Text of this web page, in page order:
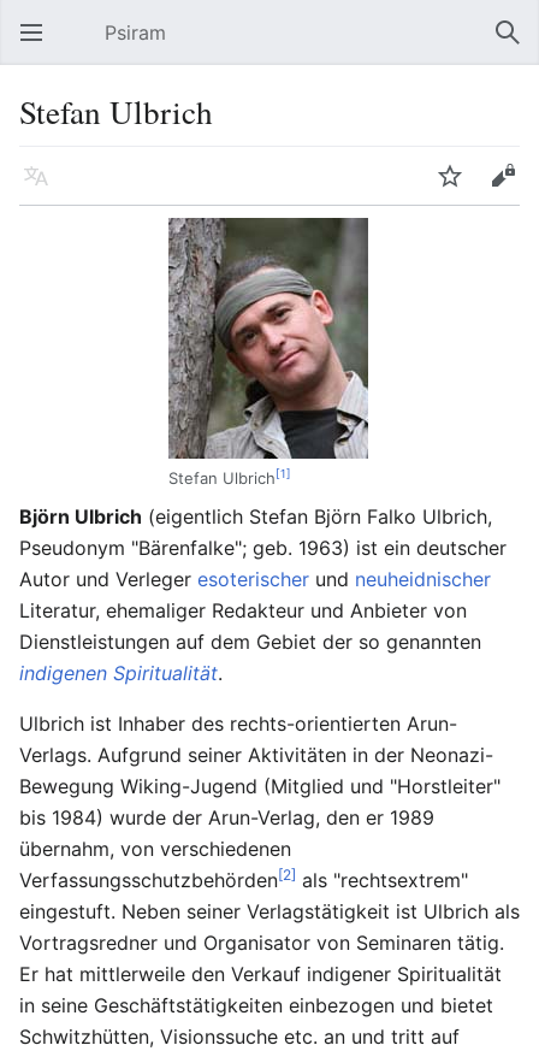
Hauptmenü öffnen Psiram
Stefan Ulbrich
Sprache Beobachten Bearbeiten
Stefan Ulbrich[1]
Björn Ulbrich (eigentlich Stefan Björn Falko Ulbrich,
Pseudonym "Bärenfalke"; geb. 1963) ist ein deutscher
Autor und Verleger esoterischer und neuheidnischer
Literatur, ehemaliger Redakteur und Anbieter von
Dienstleistungen auf dem Gebiet der so genannten
indigenen Spiritualität.
Ulbrich ist Inhaber des rechts-orientierten Arun-
Verlags. Aufgrund seiner Aktivitäten in der Neonazi-
Bewegung Wiking-Jugend (Mitglied und "Horstleiter"
bis 1984) wurde der Arun-Verlag, den er 1989
übernahm, von verschiedenen
Verfassungsschutzbehörden[2] als "rechtsextrem"
eingestuft. Neben seiner Verlagstätigkeit ist Ulbrich als
Vortragsredner und Organisator von Seminaren tätig.
Er hat mittlerweile den Verkauf indigener Spiritualität
in seine Geschäftstätigkeiten einbezogen und bietet
Schwitzhütten, Visionssuche etc. an und tritt auf